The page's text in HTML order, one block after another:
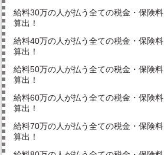
給料30万の人が払う全ての税金・保険
算出！
給料40万の人が払う全ての税金・保険
算出！
給料50万の人が払う全ての税金・保険
算出！
給料60万の人が払う全ての税金・保険
算出！
給料70万の人が払う全ての税金・保険
算出！